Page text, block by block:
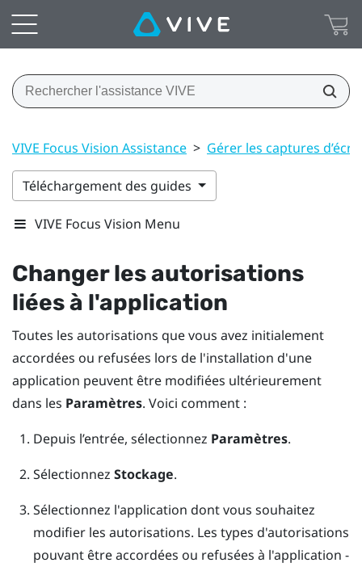
VIVE Focus Vision Assistance > Gérer les captures
Téléchargement des guides
VIVE Focus Vision Menu
Changer les autorisations
liées à l'application
Toutes les autorisations que vous avez initialement
accordées ou refusées lors de l'installation d'une
application peuvent être modifiées ultérieurement
dans les Paramètres. Voici comment :
Depuis l’entrée, sélectionnez Paramètres.
Sélectionnez Stockage.
Sélectionnez l'application dont vous souhaitez
modifier les autorisations. Les types d'autorisations
pouvant être accordées ou refusées à l'application -